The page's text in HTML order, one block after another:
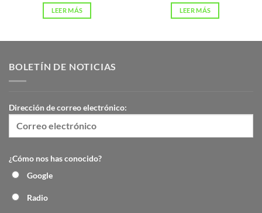
LEER MÁS LEER MÁS
BOLETÍN DE NOTICIAS
Dirección de correo electrónico:
¿Cómo nos has conocido?
Google
Radio